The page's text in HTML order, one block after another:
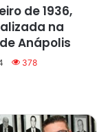
de 1936,
na
Anápolis
378